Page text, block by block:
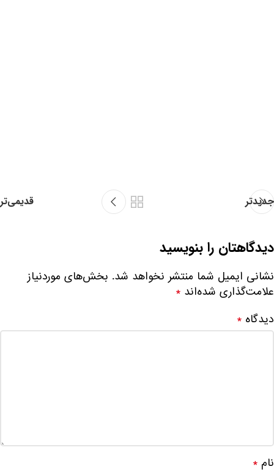
جدیدتر قدیمی‌تر
دیدگاهتان را بنویسید
نشانی ایمیل شما منتشر نخواهد شد. بخش‌های موردنیاز
علامت‌گذاری شده‌اند *
دیدگاه *
نام *